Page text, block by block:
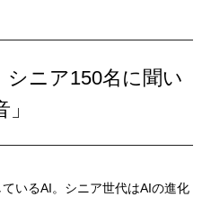
シニア150名に聞い
いるAI。シニア世代はAIの進化